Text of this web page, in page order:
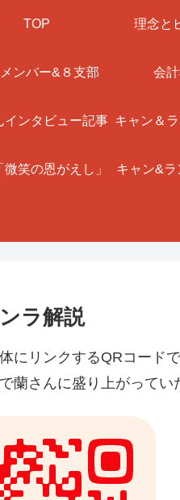
TOP 理念と
ンバー&８支部 会
インタビュー記事 キャン＆
微笑の恩がえし」 キャン&ラ
ラ解説
にリンクするQRコード
蘭さんに盛り上がってい